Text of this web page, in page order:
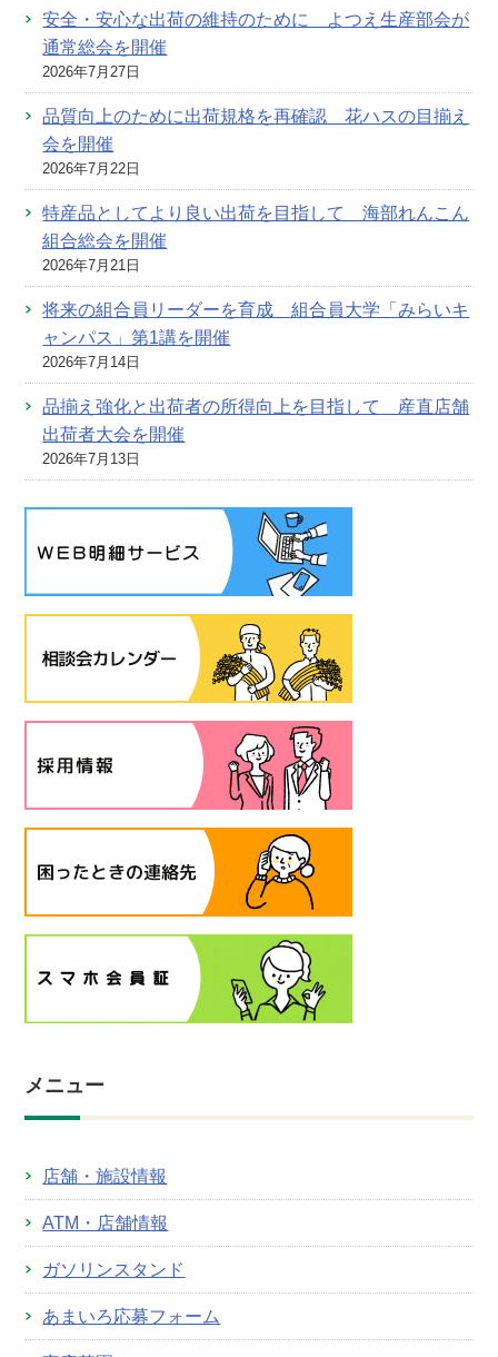
安全・安心な出荷の維持のために よつえ生産部会が
通常総会を開催
2026年7月27日
品質向上のために出荷規格を再確認 花ハスの目揃え
会を開催
2026年7月22日
特産品としてより良い出荷を目指して 海部れんこん
組合総会を開催
2026年7月21日
将来の組合員リーダーを育成 組合員大学「みらいキ
ャンパス」第1講を開催
2026年7月14日
品揃え強化と出荷者の所得向上を目指して 産直店舗
出荷者大会を開催
2026年7月13日
メニュー
店舗・施設情報
ATM・店舗情報
ガソリンスタンド
あまいろ応募フォーム